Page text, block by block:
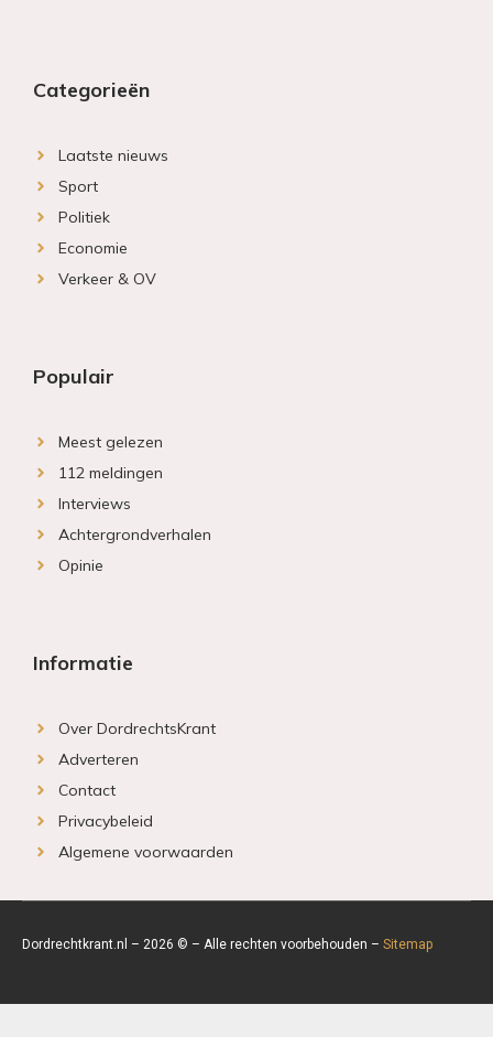
Categorieën
Laatste nieuws
Sport
Politiek
Economie
Verkeer & OV
Populair
Meest gelezen
112 meldingen
Interviews
Achtergrondverhalen
Opinie
Informatie
Over DordrechtsKrant
Adverteren
Contact
Privacybeleid
Algemene voorwaarden
Dordrechtkrant.nl – 2026 © – Alle rechten voorbehouden – Sitemap